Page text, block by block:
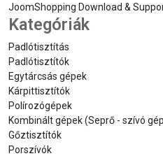
JoomShopping Download &
Kategóriák
Padlótisztítás
Padlótisztítók
Egytárcsás gépek
Kárpittisztítók
Polírozógépek
Kombinált gépek (Seprő - szívó
Gőztisztítók
Porszívók